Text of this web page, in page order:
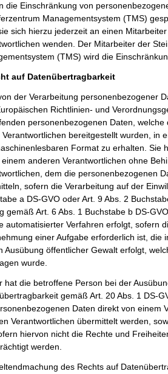
die Einschränkung von
Managementsystem (TMS)
sich hierzu jederzeit an einen
wenden. Der Mitarbeiter der
(TMS) wird die
auf Datenübertragbarkeit
der Verarbeitung personenbezogener
Richtlinien- und
personenbezogenen Daten,
Verantwortlichen bereitgestellt wurden, in
Format zu erhalten. Sie
einem anderen Verantwortlichen ohne
dem die personenbezogenen
sofern die Verarbeitung auf der
a DS-GVO oder Art. 9 Abs. 2
gemäß Art. 6 Abs. 1 Buchstabe b DS-
automatisierter Verfahren erfolgt, sofern
einer Aufgabe erforderlich ist, die
Ausübung öffentlicher Gewalt erfolgt,
wurde.
hat die betroffene Person bei der
gemäß Art. 20 Abs. 1 DS-
Daten direkt von einem
Verantwortlichen übermittelt werden,
hiervon nicht die Rechte und
werden.
des Rechts auf